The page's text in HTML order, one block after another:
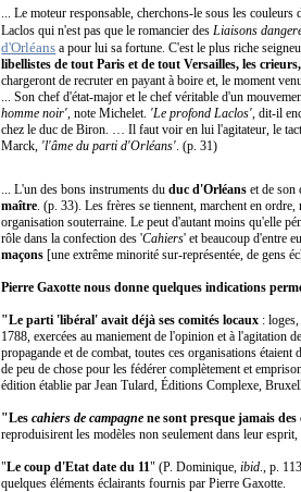
... Le moteur responsable, cherchons-le sous les
Laclos qui n'est pas que le romancier des Liaisons
d'Orléans a pour lui sa fortune. C'est le plus riche
libellistes de tout Paris et de tout Versailles, les
chargeront de recruter en payant à boire et, le moment
... Son chef d'état-major et le chef véritable d'un
homme noir' , note Michelet. 'Le profond Laclos' , dit-il
chez le duc de Biron. … Il faut voir en lui l'agitateur, le
Marck, 'l'âme du parti d'Orléans' . (p. 31)
... L'un des bons instruments duduc d'Orléans et de son
maître . (p. 33). Les frères se tiennent, marchent en
organisation souterraine. Le peut d'autant moins qu'elle
rôle dans la confection des 'Cahiers' et beaucoup d'entre
maçons [une extrême minorité sur-représentée, de gens
Pierre Gaxotte nous donne quelques indications
"Le parti 'libéral' avait déjà ses comités locaux :
1788, exercées au maniement de l'opinion et à l'agitation
propagande et de combat, toutes ces organisations
de peu de chose pour les fédérer complètement et
édition établie par Jean Tulard, Éditions Complexe,
"Lescahiers de campagne ne sont presque jamais des
reproduisirent les modèles non seulement dans leur
"Le coup d'Etat date du 11" (P. Dominique, ibid ., p.
quelques éléments éclairants fournis par Pierre Gaxotte.